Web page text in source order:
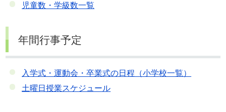
児童数・学級数一覧
年間行事予定
入学式・運動会・卒業式の日程（小学校一覧）
土曜日授業スケジュール